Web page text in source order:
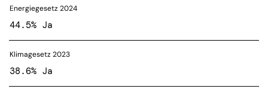
Energiegesetz 2024
44.5% Ja
Klimagesetz 2023
38.6% Ja